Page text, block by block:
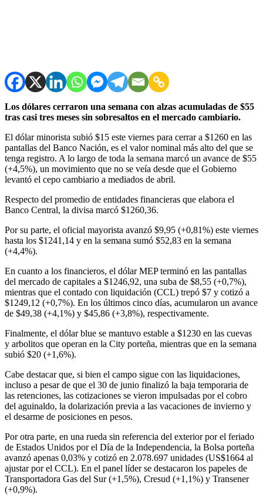
Los dólares cerraron una semana con alzas acumuladas de $55
tras casi tres meses sin sobresaltos en el mercado cambiario.
El dólar minorista subió $15 este viernes para cerrar a $1260 en las
pantallas del Banco Nación, es el valor nominal más alto del que se
tenga registro. A lo largo de toda la semana marcó un avance de $55
(+4,5%), un movimiento que no se veía desde que el Gobierno
levantó el cepo cambiario a mediados de abril.
Respecto del promedio de entidades financieras que elabora el
Banco Central, la divisa marcó $1260,36.
Por su parte, el oficial mayorista avanzó $9,95 (+0,81%) este viernes
hasta los $1241,14 y en la semana sumó $52,83 en la semana
(+4,4%).
En cuanto a los financieros, el dólar MEP terminó en las pantallas
del mercado de capitales a $1246,92, una suba de $8,55 (+0,7%),
mientras que el contado con liquidación (CCL) trepó $7 y cotizó a
$1249,12 (+0,7%). En los últimos cinco días, acumularon un avance
de $49,38 (+4,1%) y $45,86 (+3,8%), respectivamente.
Finalmente, el dólar blue se mantuvo estable a $1230 en las cuevas
y arbolitos que operan en la City porteña, mientras que en la semana
subió $20 (+1,6%).
Cabe destacar que, si bien el campo sigue con las liquidaciones,
incluso a pesar de que el 30 de junio finalizó la baja temporaria de
las retenciones, las cotizaciones se vieron impulsadas por el cobro
del aguinaldo, la dolarización previa a las vacaciones de invierno y
el desarme de posiciones en pesos.
Por otra parte, en una rueda sin referencia del exterior por el feriado
de Estados Unidos por el Día de la Independencia, la Bolsa porteña
avanzó apenas 0,03% y cotizó en 2.078.697 unidades (US$1664 al
ajustar por el CCL). En el panel líder se destacaron los papeles de
Transportadora Gas del Sur (+1,5%), Cresud (+1,1%) y Transener
(+0,9%).